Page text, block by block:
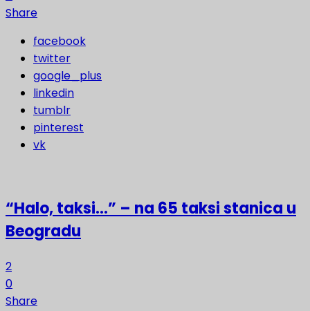
Share
facebook
twitter
google_plus
linkedin
tumblr
pinterest
vk
“Halo, taksi…” – na 65 taksi stanica u
Beogradu
2
0
Share